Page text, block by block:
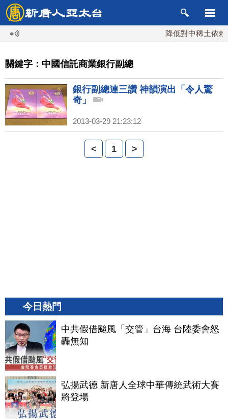
降低對中稀土依賴
關鍵字：中國信託商業銀行副總
銀行副總連三讚 神韻演出「令人驚
奇」
2013-03-29 21:23:12
< 1 >
今日熱門
中共假借颱風「交管」台海 台陸委會怒
轟無知
弘揚武德 新唐人全球中華傳統武術大賽
將登場